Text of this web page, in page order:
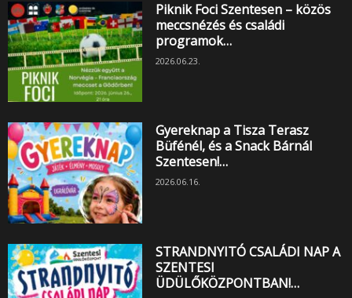
Piknik Foci Szentesen – közös
meccsnézés és családi
programok…
2026.06.23.
Gyereknap a Tisza Terasz
Büfénél, és a Snack Bárnál
Szentesen!…
2026.06.16.
STRANDNYITÓ CSALÁDI NAP A
SZENTESI
ÜDÜLŐKÖZPONTBAN!…